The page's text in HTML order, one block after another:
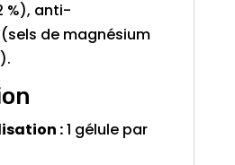
%), anti-
de magnésium
:1 gélule par